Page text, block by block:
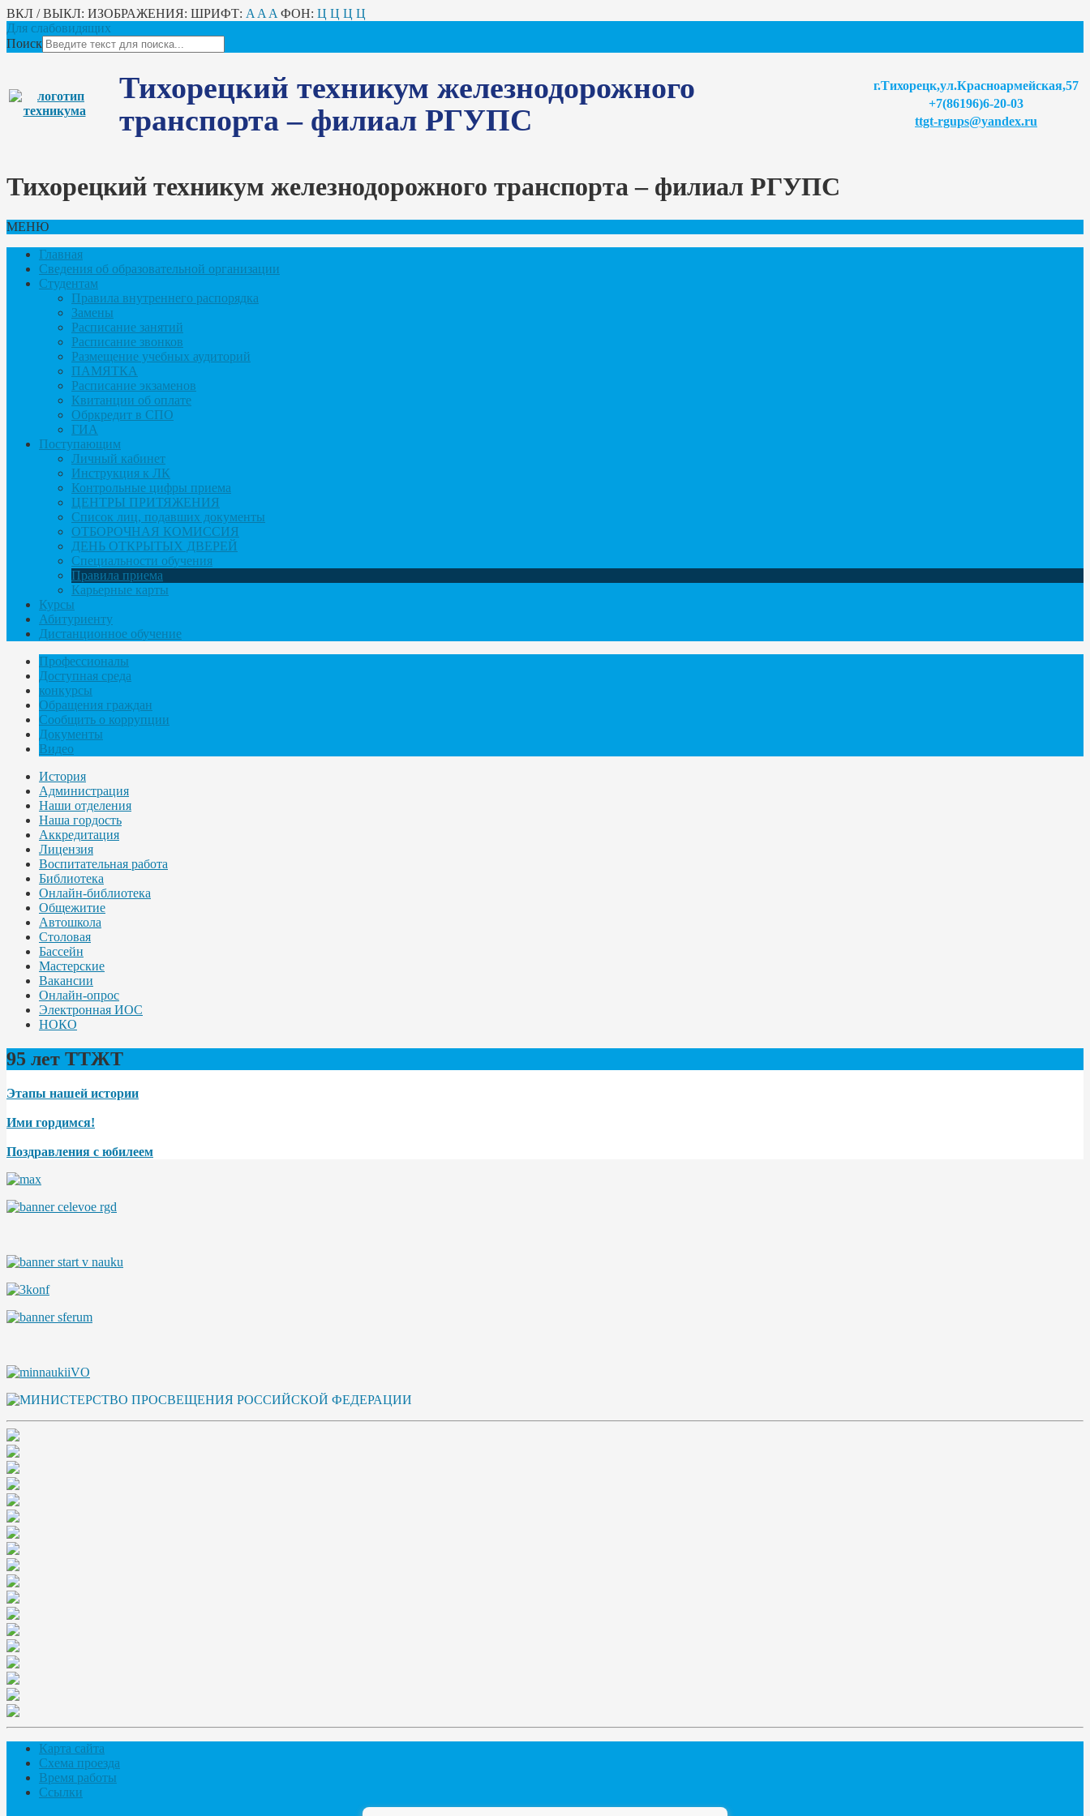
ВКЛ / ВЫКЛ: ИЗОБРАЖЕНИЯ: ШРИФТ: A A A ФОН: Ц Ц Ц Ц
Для слабовидящих
Поиск
Тихорецкий техникум железнодорожного
транспорта – филиал РГУПС
г.Тихорецк,ул.Красноармейская,57
+7(86196)6-20-03
ttgt-rgups@yandex.ru
Тихорецкий техникум железнодорожного транспорта – филиал РГУПС
МЕНЮ
Главная
Сведения об образовательной организации
Студентам
Правила внутреннего распорядка
Замены
Расписание занятий
Расписание звонков
Размещение учебных аудиторий
ПАМЯТКА
Расписание экзаменов
Квитанции об оплате
Обркредит в СПО
ГИА
Поступающим
Личный кабинет
Инструкция к ЛК
Контрольные цифры приема
ЦЕНТРЫ ПРИТЯЖЕНИЯ
Список лиц, подавших документы
ОТБОРОЧНАЯ КОМИССИЯ
ДЕНЬ ОТКРЫТЫХ ДВЕРЕЙ
Специальности обучения
Правила приема
Карьерные карты
Курсы
Абитуриенту
Дистанционное обучение
Профессионалы
Доступная среда
конкурсы
Обращения граждан
Сообщить о коррупции
Документы
Видео
История
Администрация
Наши отделения
Наша гордость
Аккредитация
Лицензия
Воспитательная работа
Библиотека
Онлайн-библиотека
Общежитие
Автошкола
Столовая
Бассейн
Мастерские
Вакансии
Онлайн-опрос
Электронная ИОС
НОКО
95 лет ТТЖТ
Этапы нашей истории
Ими гордимся!
Поздравления с юбилеем
Карта сайта
Схема проезда
Время работы
Ссылки